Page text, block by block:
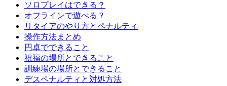
ソロプレイはできる？
オフラインで遊べる？
リタイアのやり方とペナルティ
操作方法まとめ
円卓でできること
祝福の場所とできること
訓練場の場所とできること
デスペナルティと対処方法